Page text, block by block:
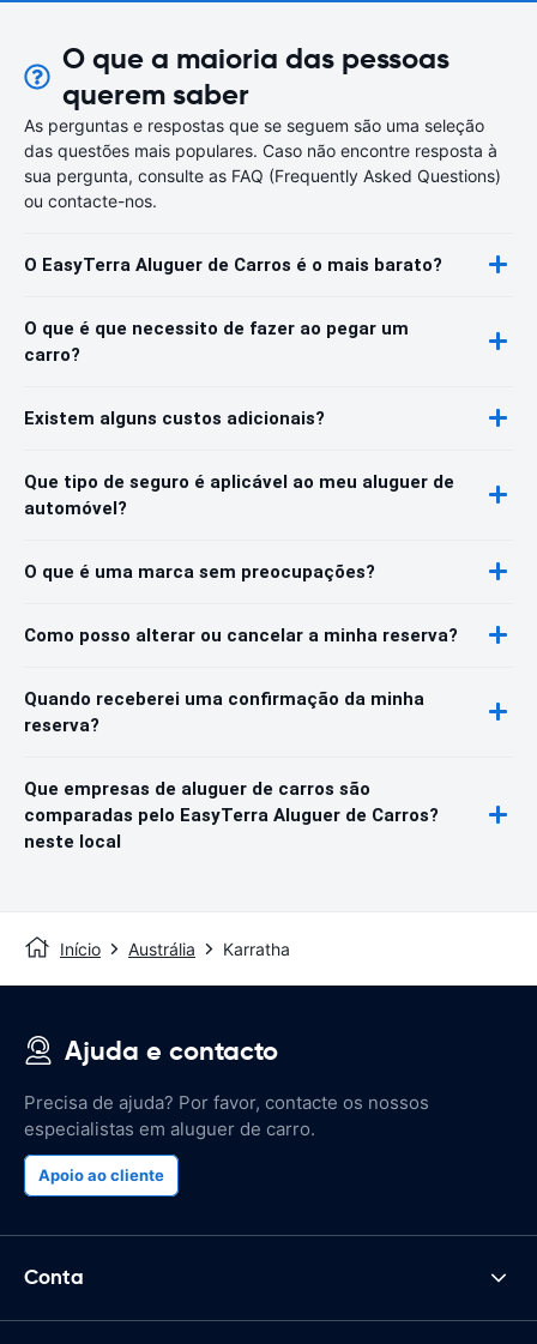
O que a maioria das pessoas
querem saber
As perguntas e respostas que se seguem são uma seleção
das questões mais populares. Caso não encontre resposta à
sua pergunta, consulte as FAQ (Frequently Asked Questions)
ou contacte-nos.
O EasyTerra Aluguer de Carros é o mais barato?
O que é que necessito de fazer ao pegar um
carro?
Existem alguns custos adicionais?
Que tipo de seguro é aplicável ao meu aluguer de
automóvel?
O que é uma marca sem preocupações?
Como posso alterar ou cancelar a minha reserva?
Quando receberei uma confirmação da minha
reserva?
Que empresas de aluguer de carros são
comparadas pelo EasyTerra Aluguer de Carros?
neste local
Início Austrália Karratha
Ajuda e contacto
Precisa de ajuda? Por favor, contacte os nossos
especialistas em aluguer de carro.
Apoio ao cliente
Conta